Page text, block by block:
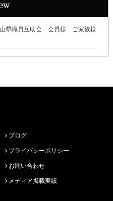
山県職員互助会 会員様 ご家族様
ブログ
プライバシーポリシー
お問い合わせ
メディア掲載実績